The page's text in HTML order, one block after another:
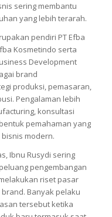
sering membantu
yang lebih terarah.
pendiri PT Efba
Kosmetindo serta
Development
brand
produksi, pemasaran,
Pengalaman lebih
konsultasi
pemahaman yang
modern.
Ibnu Rusydi sering
pengembangan
riset pasar
Banyak pelaku
tersebut ketika